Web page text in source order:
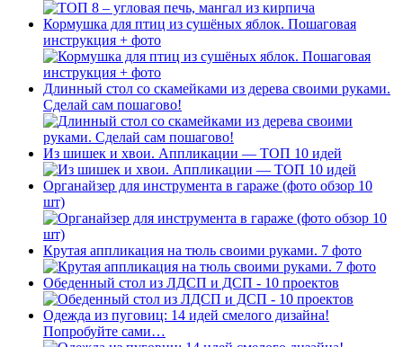
Кормушка для птиц из сушёных яблок. Пошаговая
инструкция + фото
Длинный стол со скамейками из дерева своими руками.
Сделай сам пошагово!
Из шишек и хвои. Аппликации — ТОП 10 идей
Органайзер для инструмента в гараже (фото обзор 10
шт)
Крутая аппликация на тюль своими руками. 7 фото
Обеденный стол из ЛДСП и ДСП - 10 проектов
Одежда из пуговиц: 14 идей смелого дизайна!
Попробуйте сами…